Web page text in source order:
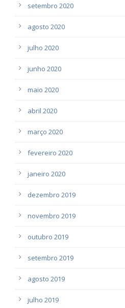
setembro 2020
agosto 2020
julho 2020
junho 2020
maio 2020
abril 2020
março 2020
fevereiro 2020
janeiro 2020
dezembro 2019
novembro 2019
outubro 2019
setembro 2019
agosto 2019
julho 2019